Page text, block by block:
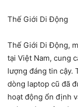
Thế Giới Di Động
Thế Giới Di Động,
tại Việt Nam, cung
lượng đáng tin cậy.
dòng laptop cũ đã
hoạt động ổn định